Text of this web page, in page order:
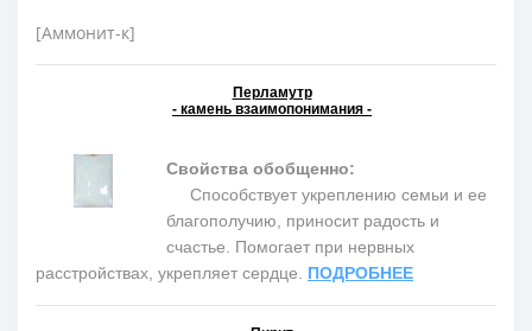
[Аммонит-к]
Перламутр
- камень взаимопонимания -
Свойства обобщенно:
Способствует укреплению семьи и ее
благополучию, приносит радость и
счастье. Помогает при нервных
расстройствах, укрепляет сердце. ПОДРОБНЕЕ